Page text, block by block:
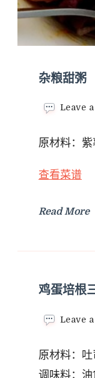
杂粮甜粥
Leave
原材料：
查看菜谱
Read More
鸡蛋培根
Leave
原材料：
调味料：